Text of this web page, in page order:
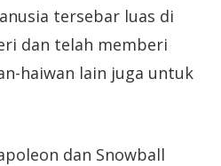
tersebar luas di
dan telah memberi
haiwan lain juga untuk
dan Snowball